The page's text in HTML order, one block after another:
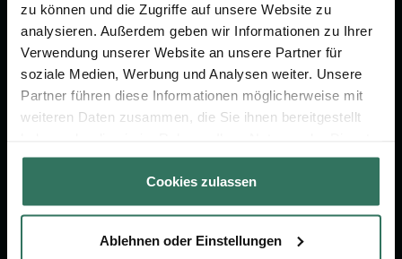
zu können und die Zugriffe auf unsere Website zu
analysieren. Außerdem geben wir Informationen zu Ihrer
Verwendung unserer Website an unsere Partner für
soziale Medien, Werbung und Analysen weiter. Unsere
Partner führen diese Informationen möglicherweise mit
weiteren Daten zusammen, die Sie ihnen bereitgestellt
gesammelt haben.
Cookies zulassen
Ablehnen oder Einstellungen
Jetzt beraten lassen
FÜR SIE
Vergleich
Ratgeber
FÜR BESTATTER
Online-Portal
Kostenlos registrieren